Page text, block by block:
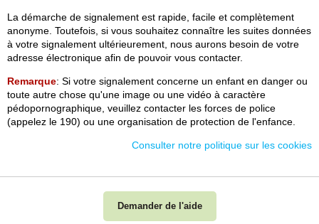
La démarche de signalement est rapide, facile et complètement
anonyme. Toutefois, si vous souhaitez connaître les suites données
à votre signalement ultérieurement, nous aurons besoin de votre
adresse électronique afin de pouvoir vous contacter.
Remarque: Si votre signalement concerne un enfant en danger ou
toute autre chose qu'une image ou une vidéo à caractère
pédopornographique, veuillez contacter les forces de police
(appelez le 190) ou une organisation de protection de l'enfance.
Consulter notre politique sur les cookies
Demander de l'aide